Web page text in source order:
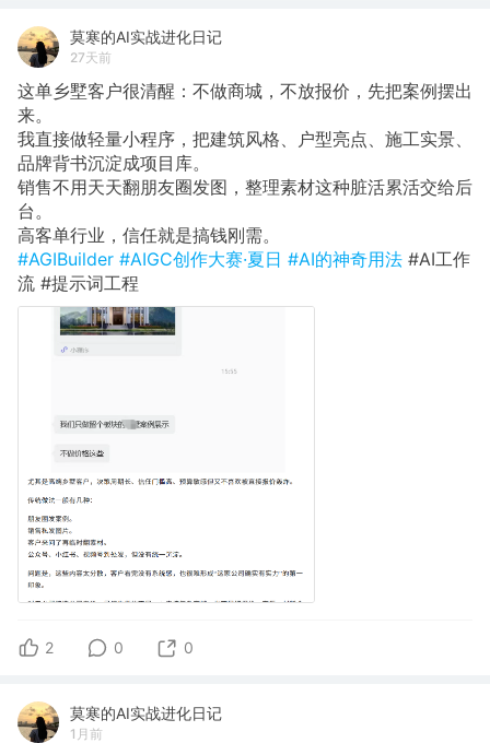
莫寒的AI实战进化日记
27天前
这单乡墅客户很清醒：不做商城，不放报价，先把案例摆出
来。
我直接做轻量小程序，把建筑风格、户型亮点、施工实景、
品牌背书沉淀成项目库。
销售不用天天翻朋友圈发图，整理素材这种脏活累活交给后
台。
高客单行业，信任就是搞钱刚需。
#AGIBuilder #AIGC创作大赛·夏日 #AI的神奇用法 #AI工作
流 #提示词工程
2 0 0
莫寒的AI实战进化日记
1月前